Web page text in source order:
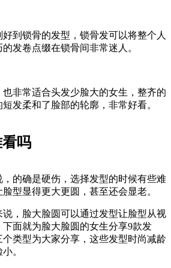
到锁骨的发型，锁骨发可以将整个人
发卷点缀在锁骨间非常迷人。
非常适合头发少脸大的女生，整齐的
发柔和了脸部的轮廓，非常好看。
吗
的确是硬伤，选择发型的时候有些难
型显得更大更圆，甚至还会显老。
，脸大脸圆可以通过发型让脸型从视
面就为脸大脸圆的女生分享9款发
类型为大家分享，这些发型时尚减龄
。